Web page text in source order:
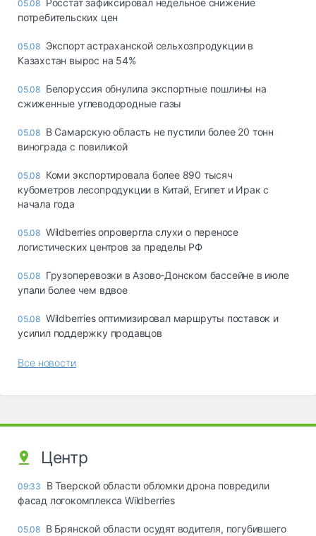
05.08 Росстат зафиксировал недельное снижение
потребительских цен
05.08 Экспорт астраханской сельхозпродукции в
Казахстан вырос на 54%
05.08 Белоруссия обнулила экспортные пошлины на
сжиженные углеводородные газы
05.08 В Самарскую область не пустили более 20 тонн
винограда с повиликой
05.08 Коми экспортировала более 890 тысяч
кубометров лесопродукции в Китай, Египет и Ирак с
начала года
05.08 Wildberries опровергла слухи о переносе
логистических центров за пределы РФ
05.08 Грузоперевозки в Азово-Донском бассейне в июле
упали более чем вдвое
05.08 Wildberries оптимизировал маршруты поставок и
усилил поддержку продавцов
Все новости
Центр
09:33
В Тверской области обломки дрона повредили
фасад логокомплекса Wildberries
05.08 В Брянской области осудят водителя, погубившего